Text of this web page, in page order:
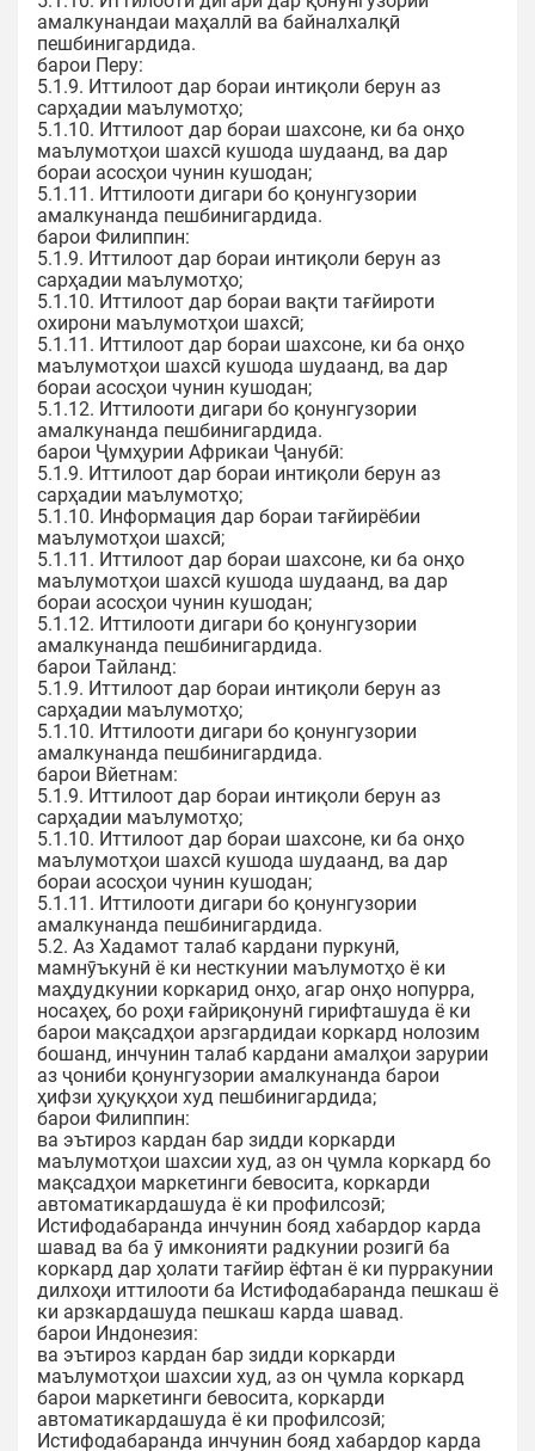
амалкунандаи маҳаллӣ ва байналхалқӣ
пешбинигардида.
барои Перу:
5.1.9. Иттилоот дар бораи интиқоли берун аз
сарҳадии маълумотҳо;
5.1.10. Иттилоот дар бораи шахсоне, ки ба онҳо
маълумотҳои шахсӣ кушода шудаанд, ва дар
бораи асосҳои чунин кушодан;
5.1.11. Иттилооти дигари бо қонунгузории
амалкунанда пешбинигардида.
барои Филиппин:
5.1.9. Иттилоот дар бораи интиқоли берун аз
сарҳадии маълумотҳо;
5.1.10. Иттилоот дар бораи вақти тағйироти
охирони маълумотҳои шахсӣ;
5.1.11. Иттилоот дар бораи шахсоне, ки ба онҳо
маълумотҳои шахсӣ кушода шудаанд, ва дар
бораи асосҳои чунин кушодан;
5.1.12. Иттилооти дигари бо қонунгузории
амалкунанда пешбинигардида.
барои Ҷумҳурии Африкаи Ҷанубӣ:
5.1.9. Иттилоот дар бораи интиқоли берун аз
сарҳадии маълумотҳо;
5.1.10. Информация дар бораи тағйирёбии
маълумотҳои шахсӣ;
5.1.11. Иттилоот дар бораи шахсоне, ки ба онҳо
маълумотҳои шахсӣ кушода шудаанд, ва дар
бораи асосҳои чунин кушодан;
5.1.12. Иттилооти дигари бо қонунгузории
амалкунанда пешбинигардида.
барои Тайланд:
5.1.9. Иттилоот дар бораи интиқоли берун аз
сарҳадии маълумотҳо;
5.1.10. Иттилооти дигари бо қонунгузории
амалкунанда пешбинигардида.
барои Вйетнам:
5.1.9. Иттилоот дар бораи интиқоли берун аз
сарҳадии маълумотҳо;
5.1.10. Иттилоот дар бораи шахсоне, ки ба онҳо
маълумотҳои шахсӣ кушода шудаанд, ва дар
бораи асосҳои чунин кушодан;
5.1.11. Иттилооти дигари бо қонунгузории
амалкунанда пешбинигардида.
5.2. Аз Хадамот талаб кардани пуркунӣ,
мамнӯъкунӣ ё ки несткунии маълумотҳо ё ки
маҳдудкунии коркарид онҳо, агар онҳо нопурра,
носаҳеҳ, бо роҳи ғайриқонунӣ гирифташуда ё ки
барои мақсадҳои арзгардидаи коркард нолозим
бошанд, инчунин талаб кардани амалҳои зарурии
аз ҷониби қонунгузории амалкунанда барои
ҳифзи ҳуқуқҳои худ пешбинигардида;
барои Филиппин:
ва эътироз кардан бар зидди коркарди
маълумотҳои шахсии худ, аз он ҷумла коркард бо
мақсадҳои маркетинги бевосита, коркарди
автоматикардашуда ё ки профилсозӣ;
Истифодабаранда инчунин бояд хабардор карда
шавад ва ба ӯ имконияти радкунии розигӣ ба
коркард дар ҳолати тағйир ёфтан ё ки пурракунии
дилхоҳи иттилооти ба Истифодабаранда пешкаш ё
ки арзкардашуда пешкаш карда шавад.
барои Индонезия:
ва эътироз кардан бар зидди коркарди
маълумотҳои шахсии худ, аз он ҷумла коркард
барои маркетинги бевосита, коркарди
автоматикардашуда ё ки профилсозӣ;
Истифодабаранда инчунин бояд хабардор карда